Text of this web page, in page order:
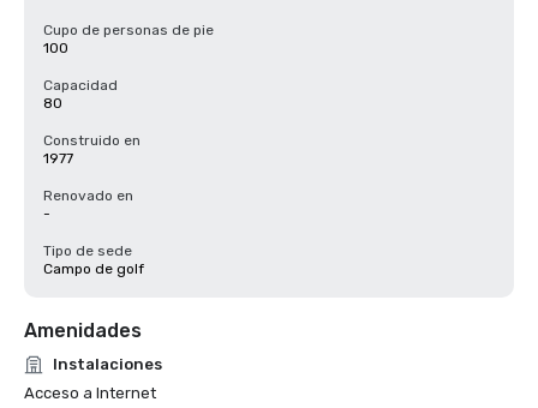
Cupo de personas de pie
100
Capacidad
80
Construido en
1977
Renovado en
-
Tipo de sede
Campo de golf
Amenidades
Instalaciones
Acceso a Internet